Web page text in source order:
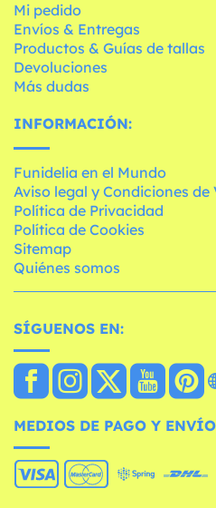
Mi pedido
Envíos & Entregas
Productos & Guías de tallas
Devoluciones
Más dudas
INFORMACIÓN:
Funidelia en el Mundo
Aviso legal y Condiciones de
Política de Privacidad
Política de Cookies
Sitemap
Quiénes somos
SÍGUENOS EN:
MEDIOS DE PAGO Y